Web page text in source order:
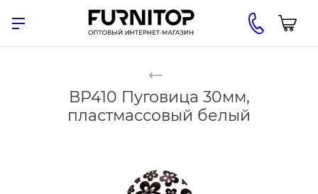
ВР410 Пуговица 30мм,
пластмассовый белый